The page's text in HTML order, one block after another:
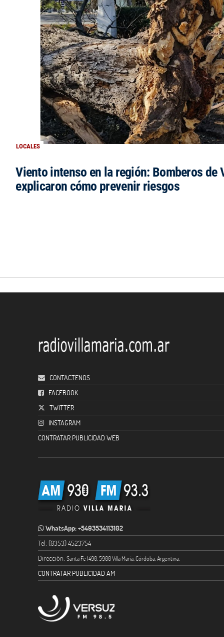
LOCALES
Viento intenso en la región: Bomberos de
explicaron cómo prevenir riesgos
CONTACTENOS
FACEBOOK
TWITTER
INSTAGRAM
CONTRATAR PUBLICIDAD WEB
WhatsApp: +5493534113102
Tel: (0353) 4523754
Dirección: Santa Fe 1490. 5900 Villa María, Córdoba, Argentina.
CONTRATAR PUBLICIDAD AM